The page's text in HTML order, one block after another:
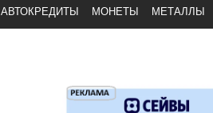
АВТОКРЕДИТЫ МОНЕТЫ МЕТАЛЛЫ